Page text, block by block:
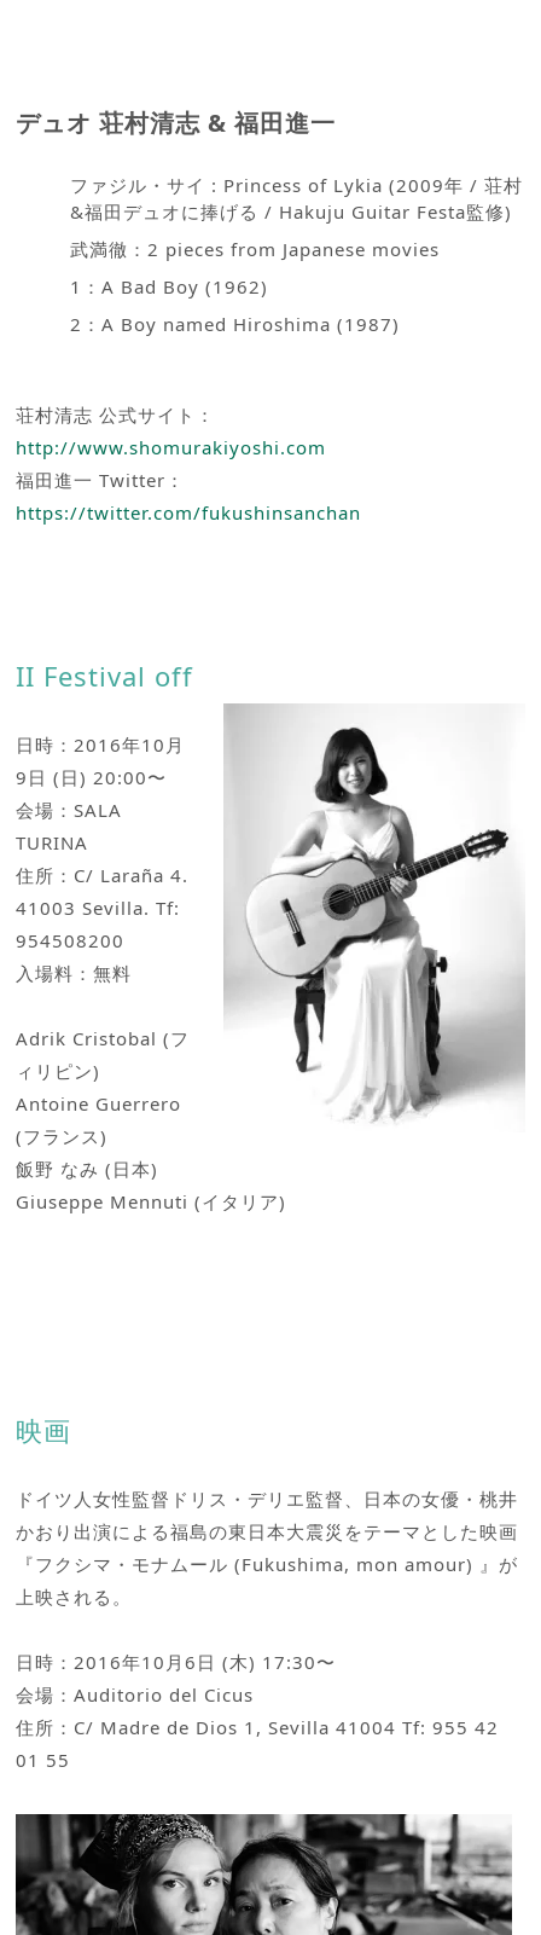
デュオ 荘村清志 & 福田進一
ファジル・サイ : Princess of Lykia (2009年 / 荘村
&福田デュオに捧げる / Hakuju Guitar Festa監修)
武満徹：2 pieces from Japanese movies
1：A Bad Boy (1962)
2：A Boy named Hiroshima (1987)
荘村清志 公式サイト：
http://www.shomurakiyoshi.com
福田進一 Twitter：
https://twitter.com/fukushinsanchan
II Festival off
日時：2016年10月
9日 (日) 20:00〜
会場：SALA
TURINA
住所：C/ Laraña 4.
41003 Sevilla. Tf:
954508200
入場料：無料
Adrik Cristobal (フ
ィリピン)
Antoine Guerrero
(フランス)
飯野 なみ (日本)
Giuseppe Mennuti (イタリア)
映画
ドイツ人女性監督ドリス・デリエ監督、日本の女優・桃井
かおり出演による福島の東日本大震災をテーマとした映画
『フクシマ・モナムール (Fukushima, mon amour) 』が
上映される。
日時：2016年10月6日 (木) 17:30〜
会場：Auditorio del Cicus
住所：C/ Madre de Dios 1, Sevilla 41004 Tf: 955 42
01 55